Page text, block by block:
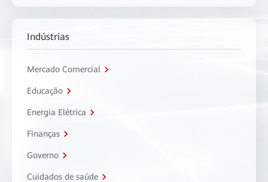
Indústrias
Mercado Comercial
Educação
Energia Elétrica
Finanças
Governo
Cuidados de saúde